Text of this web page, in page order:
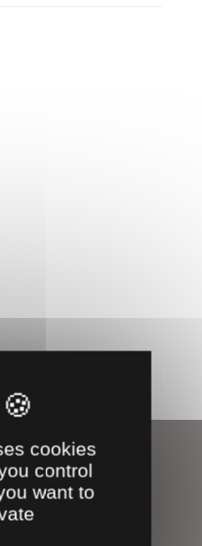
cookies
control
want to